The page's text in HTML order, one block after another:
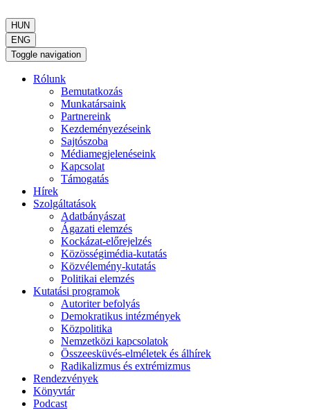
HUN
ENG
Toggle navigation
Rólunk
Bemutatkozás
Munkatársaink
Partnereink
Kezdeményezéseink
Sajtószoba
Médiamegjelenéseink
Kapcsolat
Támogatás
Hírek
Szolgáltatások
Adatbányászat
Ágazati elemzés
Kockázat-előrejelzés
Közösségimédia-kutatás
Közvélemény-kutatás
Politikai elemzés
Kutatási programok
Autoriter befolyás
Demokratikus intézmények
Közpolitika
Nemzetközi kapcsolatok
Összeesküvés-elméletek és álhírek
Radikalizmus és extrémizmus
Rendezvények
Könyvtár
Podcast